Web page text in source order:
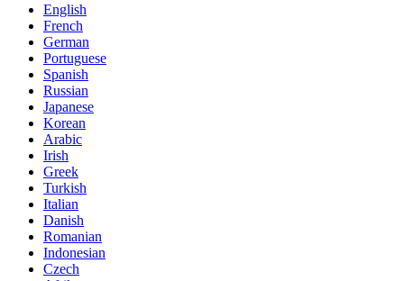
English
French
German
Portuguese
Spanish
Russian
Japanese
Korean
Arabic
Irish
Greek
Turkish
Italian
Danish
Romanian
Indonesian
Czech